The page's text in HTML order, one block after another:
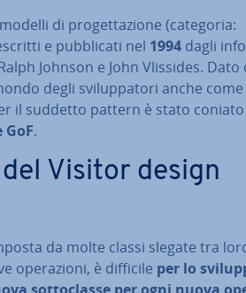
di pro­get­ta­zio­ne (categoria:
e pub­bli­ca­ti nel 1994 dagli
Johnson e John Vlissides. Dato
degli svi­lup­pa­to­ri anche come
il suddetto pattern è stato
.
Visitor design
da molte classi slegate tra
ope­ra­zio­ni, è difficile per lo